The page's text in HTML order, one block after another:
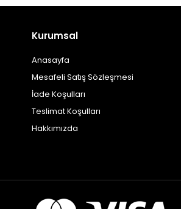
Kurumsal
Anasayfa
Mesafeli Satış Sözleşmesi
İade Koşulları
Teslimat Koşulları
Hakkımızda